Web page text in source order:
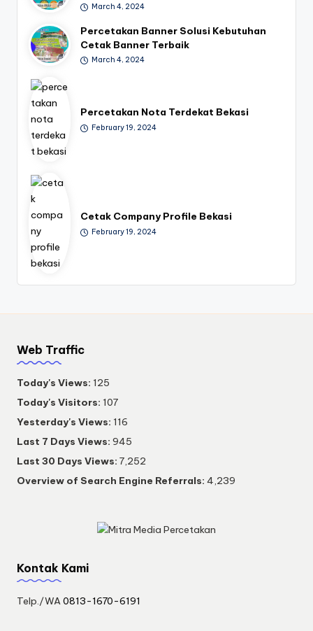
March 4, 2024
Percetakan Banner Solusi Kebutuhan
Cetak Banner Terbaik
March 4, 2024
Percetakan Nota Terdekat Bekasi
February 19, 2024
Cetak Company Profile Bekasi
February 19, 2024
Web Traffic
Today's Views: 125
Today's Visitors: 107
Yesterday's Views: 116
Last 7 Days Views: 945
Last 30 Days Views: 7,252
Overview of Search Engine Referrals: 4,239
Kontak Kami
Telp./WA0813-1670-6191